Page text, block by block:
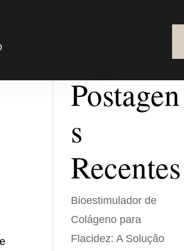
Postagen
s
Recentes
Bioestimulador de
Colágeno para
Flacidez: A Solução